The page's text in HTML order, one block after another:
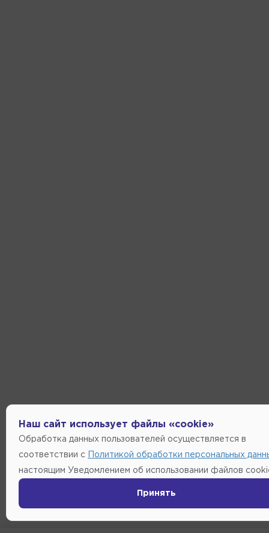
Наш сайт использует файлы «cookie»
Обработка данных пользователей осуществляется в
соответствии с Политикой обработки персональных
настоящим Уведомлением об использовании файлов
Принять